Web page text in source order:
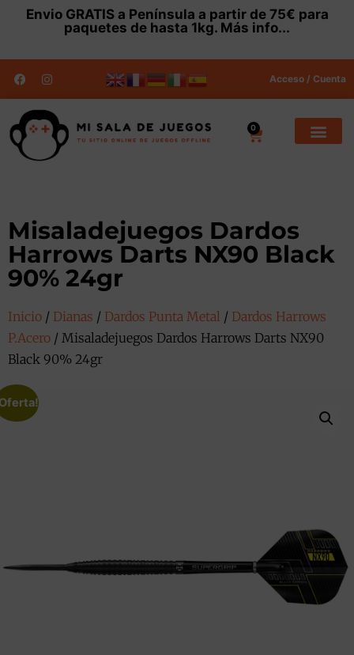
Envio GRATISa Península a partir de 75€ para
paquetes de hasta 1kg. Más info...
Acceso / Cuenta
0
Misaladejuegos Dardos
Harrows Darts NX90 Black
90% 24gr
Inicio / Dianas / Dardos Punta Metal / Dardos Harrows
P.Acero / Misaladejuegos Dardos Harrows Darts NX90
Black 90% 24gr